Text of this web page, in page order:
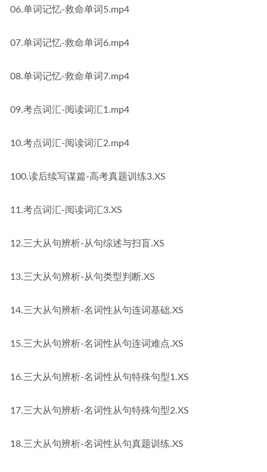
06.单词记忆-救命单词5.mp4
07.单词记忆-救命单词6.mp4
08.单词记忆-救命单词7.mp4
09.考点词汇-阅读词汇1.mp4
10.考点词汇-阅读词汇2.mp4
100.读后续写谋篇-高考真题训练3.XS
11.考点词汇-阅读词汇3.XS
12.三大从句辨析-从句综述与扫盲.XS
13.三大从句辨析-从句类型判断.XS
14.三大从句辨析-名词性从句连词基础.XS
15.三大从句辨析-名词性从句连词难点.XS
16.三大从句辨析-名词性从句特殊句型1.XS
17.三大从句辨析-名词性从句特殊句型2.XS
18.三大从句辨析-名词性从句真题训练.XS